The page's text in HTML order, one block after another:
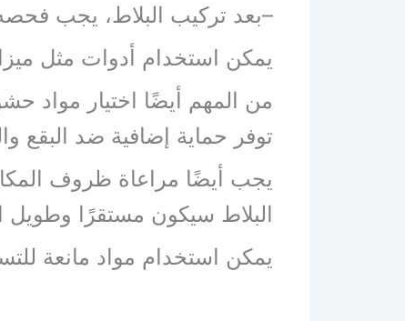
–بعد تركيب البلاط، يجب
يمكن استخدام أدوات مثل
من المهم أيضًا اختيار مواد
توفر حماية إضافية ضد البقع
يجب أيضًا مراعاة ظروف
البلاط سيكون مستقرًا وطويل
يمكن استخدام مواد مانعة